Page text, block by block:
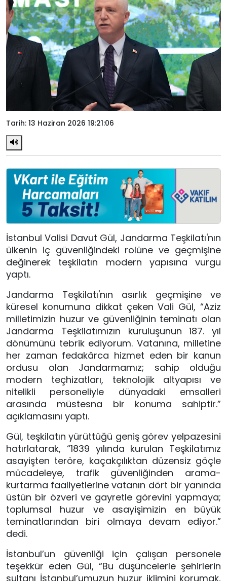
Tarih: 13 Haziran 2026 19:21:06
İstanbul Valisi Davut Gül, Jandarma Teşkilatı'nın
ülkenin iç güvenliğindeki rolüne ve geçmişine
değinerek teşkilatın modern yapısına vurgu
yaptı.
Jandarma Teşkilatı'nın asırlık geçmişine ve
küresel konumuna dikkat çeken Vali Gül, “Aziz
milletimizin huzur ve güvenliğinin teminatı olan
Jandarma Teşkilatımızın kuruluşunun 187. yıl
dönümünü tebrik ediyorum. Vatanına, milletine
her zaman fedakârca hizmet eden bir kanun
ordusu olan Jandarmamız; sahip olduğu
modern teçhizatları, teknolojik altyapısı ve
nitelikli personeliyle dünyadaki emsalleri
arasında müstesna bir konuma sahiptir.”
açıklamasını yaptı.
Gül, teşkilatın yürüttüğü geniş görev yelpazesini
hatırlatarak, “1839 yılında kurulan Teşkilatımız
asayişten teröre, kaçakçılıktan düzensiz göçle
mücadeleye, trafik güvenliğinden arama-
kurtarma faaliyetlerine vatanın dört bir yanında
üstün bir özveri ve gayretle görevini yapmaya;
toplumsal huzur ve asayişimizin en büyük
teminatlarından biri olmaya devam ediyor.”
dedi.
İstanbul’un güvenliği için çalışan personele
teşekkür eden Gül, “Bu düşüncelerle şehirlerin
sultanı İstanbul’umuzun huzur iklimini korumak,